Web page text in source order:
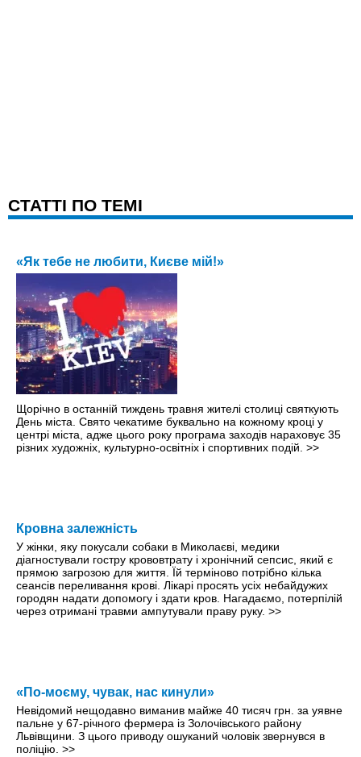
CТАТТІ ПО ТЕМІ
«Як тебе не любити, Києве мій!»
Щорічно в останній тиждень травня жителі столиці святкують
День міста. Свято чекатиме буквально на кожному кроці y
центрі міста, адже цього року програма заходів нараховує 35
різних художніх, культурно-освітніх і спортивних подій. >>
Кровна залежність
У жінки, яку покусали собаки в Миколаєві, медики
діагностували гостру крововтрату і хронічний сепсис, який є
прямою загрозою для життя. Їй терміново потрібно кілька
сеансів переливання крові. Лікарі просять усіх небайдужих
городян надати допомогу і здати кров. Нагадаємо, потерпілій
через отримані травми ампутували праву руку. >>
«По-моєму, чувак, нас кинули»
Невідомий нещодавно виманив майже 40 тисяч грн. за уявне
пальне у 67-річного фермера із Золочівського району
Львівщини. З цього приводу ошуканий чоловік звернувся в
поліцію. >>